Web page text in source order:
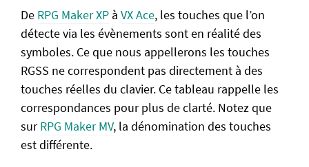
De RPG Maker XP à VX Ace, les touches que l’on
détecte via les évènements sont en réalité des
symboles. Ce que nous appellerons les touches
RGSS ne correspondent pas directement à des
touches réelles du clavier. Ce tableau rappelle les
correspondances pour plus de clarté. Notez que
surRPG Maker MV, la dénomination des touches
est différente.